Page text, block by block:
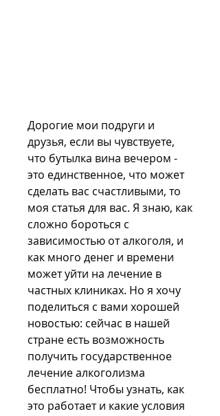
Дорогие мои подруги и
друзья, если вы чувствуете,
что бутылка вина вечером -
это единственное, что может
сделать вас счастливыми, то
моя статья для вас. Я знаю, как
сложно бороться с
зависимостью от алкоголя, и
как много денег и времени
может уйти на лечение в
частных клиниках. Но я хочу
поделиться с вами хорошей
новостью: сейчас в нашей
стране есть возможность
получить государственное
лечение алкоголизма
бесплатно! Чтобы узнать, как
это работает и какие условия